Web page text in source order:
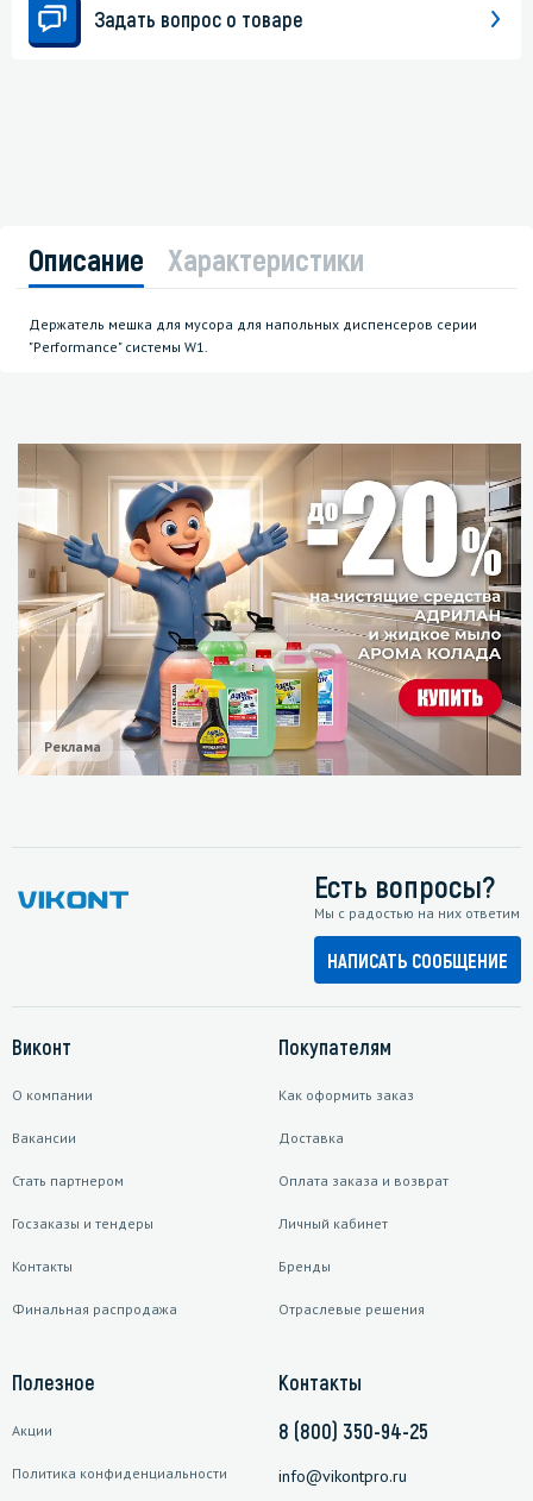
Задать вопрос о товаре
Описание Характеристики
Держатель мешка для мусора для напольных диспенсеров серии
"Performance" системы W1.
Реклама
Есть вопросы?
Мы с радостью на них ответим
НАПИСАТЬ СООБЩЕНИЕ
Виконт
О компании
Вакансии
Стать партнером
Госзаказы и тендеры
Контакты
Финальная распродажа
Покупателям
Как оформить заказ
Доставка
Оплата заказа и возврат
Личный кабинет
Бренды
Отраслевые решения
Полезное
Акции
Политика конфиденциальности
Контакты
8 (800) 350-94-25
info@vikontpro.ru